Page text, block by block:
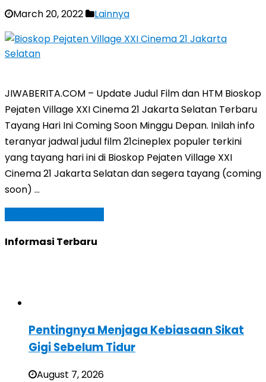
March 20, 2022 Lainnya
JIWABERITA.COM – Update Judul Film dan HTM Bioskop
Pejaten Village XXI Cinema 21 Jakarta Selatan Terbaru
Tayang Hari Ini Coming Soon Minggu Depan. Inilah info
teranyar jadwal judul film 21cineplex populer terkini
yang tayang hari ini di Bioskop Pejaten Village XXI
Cinema 21 Jakarta Selatan dan segera tayang (coming
soon) …
Informasi Terbaru
Pentingnya Menjaga Kebiasaan Sikat
Gigi Sebelum Tidur
August 7, 2026